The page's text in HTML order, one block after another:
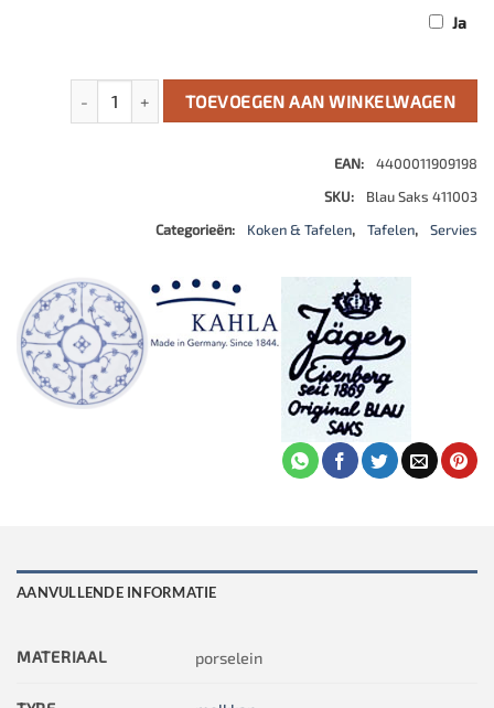
Ja
TOEVOEGEN AAN WINKELWAGEN
EAN:
4400011909198
SKU:
Blau Saks 411003
Categorieën:
Koken & Tafelen, Tafelen, Servies
AANVULLENDE INFORMATIE
MATERIAAL porselein